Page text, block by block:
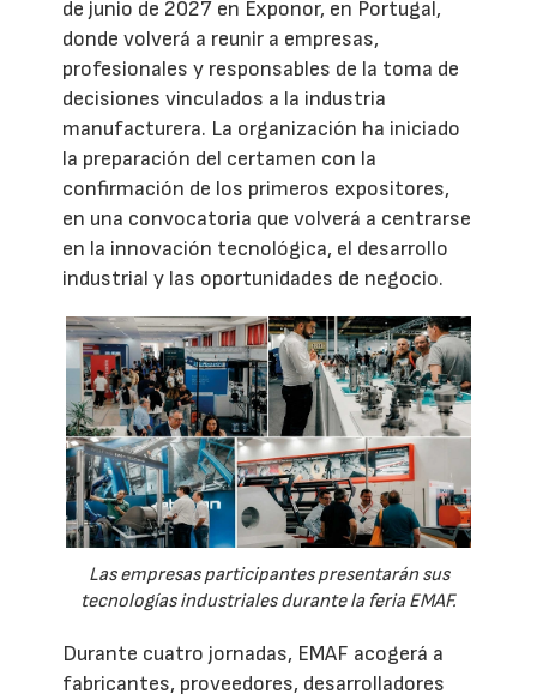
de junio de 2027 en Exponor, en Portugal,
donde volverá a reunir a empresas,
profesionales y responsables de la toma de
decisiones vinculados a la industria
manufacturera. La organización ha iniciado
la preparación del certamen con la
confirmación de los primeros expositores,
en una convocatoria que volverá a centrarse
en la innovación tecnológica, el desarrollo
industrial y las oportunidades de negocio.
Las empresas participantes presentarán sus
tecnologías industriales durante la feria EMAF.
Durante cuatro jornadas, EMAF acogerá a
fabricantes, proveedores, desarrolladores